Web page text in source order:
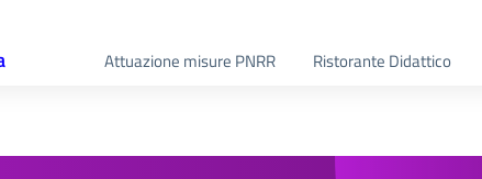
Attuazione misure PNRR Ristorante Didattico